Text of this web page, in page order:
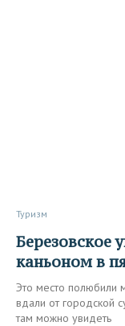
Туризм
Березовское ущелье: прогулка над
каньоном в
Это место полюбили
вдали от городской
там можно увидеть